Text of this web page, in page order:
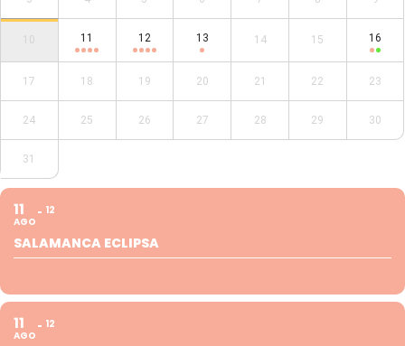
10 11 12 13 14 15 16
17 18 19 20 21 22 23
24 25 26 27 28 29 30
31
11
AGO
12
SALAMANCA ECLIPSA
11
AGO
12